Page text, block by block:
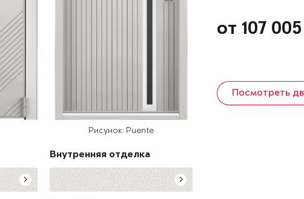
Рисунок: Puente
Внутренняя отделка
от 107
Посмотреть